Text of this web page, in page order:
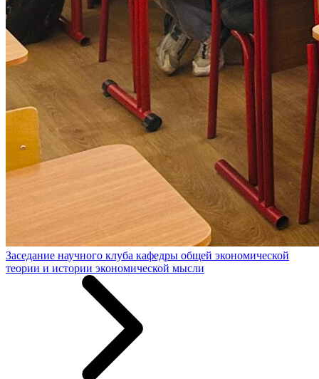
Заседание научного клуба кафедры общей экономической
теории и истории экономической мысли